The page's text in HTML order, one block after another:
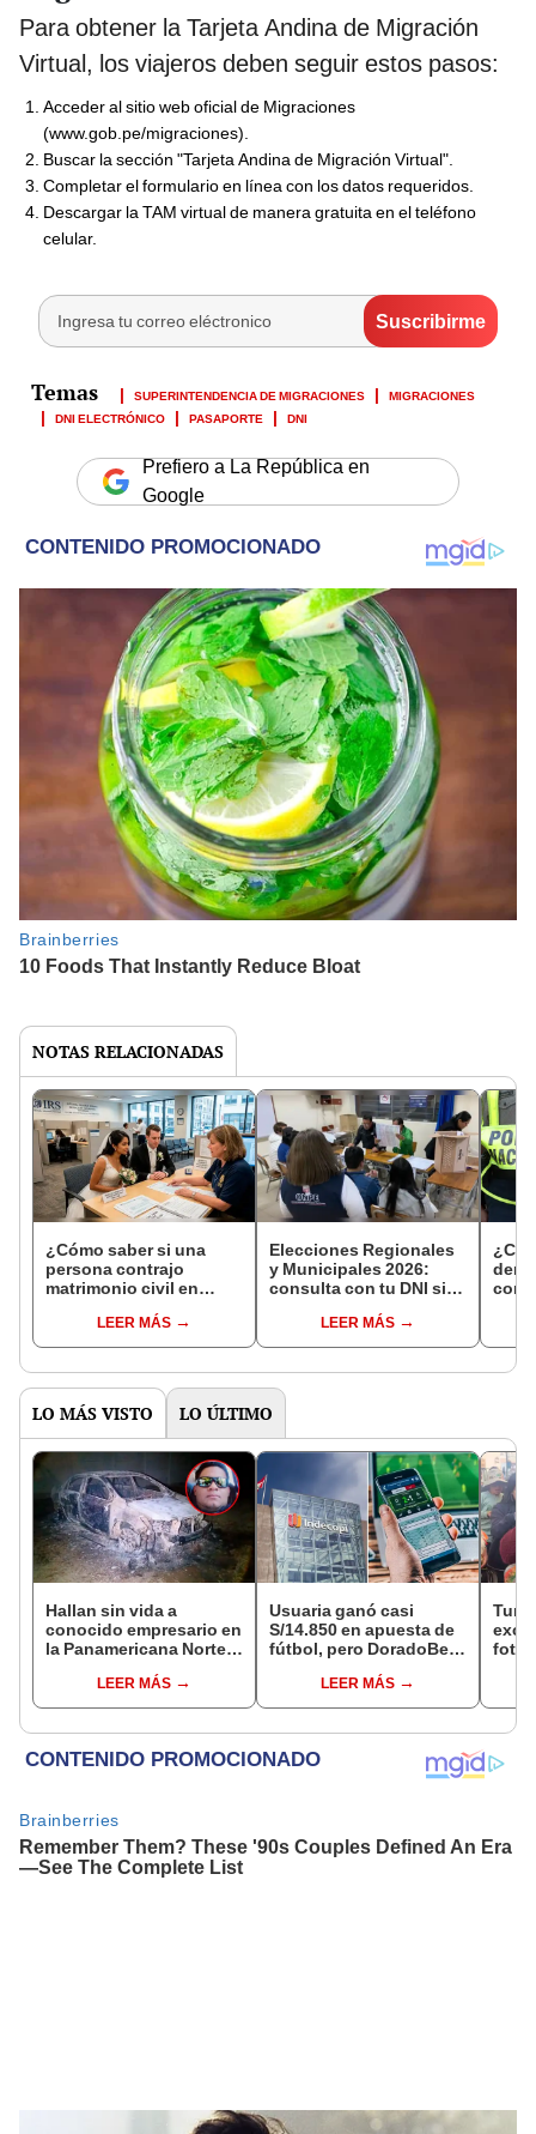
Para obtener la Tarjeta Andina de Migración
Virtual, los viajeros deben seguir estos pasos:
Acceder al sitio web oficial de Migraciones
(www.gob.pe/migraciones).
Buscar la sección "Tarjeta Andina de Migración Virtual".
Completar el formulario en línea con los datos requeridos.
Descargar la TAM virtual de manera gratuita en el teléfono
celular.
SUPERINTENDENCIA DE MIGRACIONES
MIGRACIONES
DNI ELECTRÓNICO
PASAPORTE DNI
Prefiero a La República en
Google
NOTAS RELACIONADAS
¿Cómo saber si una
persona contrajo
matrimonio civil en
LEER MÁS
Elecciones Regionales
y Municipales 2026:
consulta con tu DNI si
de mesa para este 4 de
octubre en el link oficial
LEER MÁS
con
LO MÁS VISTO LO ÚLTIMO
Hallan sin vida a
conocido empresario en
la Panamericana Norte
Sullana, Piura
LEER MÁS
Usuaria ganó casi
S/14.850 en apuesta de
fútbol, pero DoradoBet
Indecopi multó a la
empresa con más de S/
LEER MÁS